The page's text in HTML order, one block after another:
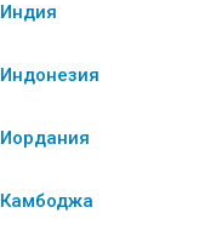
Индия
Индонезия
Иордания
Камбоджа